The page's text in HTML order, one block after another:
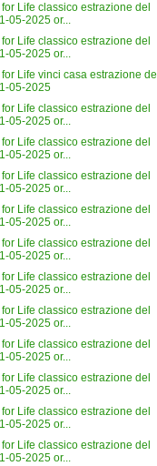
Life classico estrazione del
05-2025 or...
Life classico estrazione del
05-2025 or...
Life vinci casa estrazione del
05-2025
Life classico estrazione del
05-2025 or...
Life classico estrazione del
05-2025 or...
Life classico estrazione del
05-2025 or...
Life classico estrazione del
05-2025 or...
Life classico estrazione del
05-2025 or...
Life classico estrazione del
05-2025 or...
Life classico estrazione del
05-2025 or...
Life classico estrazione del
05-2025 or...
Life classico estrazione del
05-2025 or...
Life classico estrazione del
05-2025 or...
Life classico estrazione del
05-2025 or...